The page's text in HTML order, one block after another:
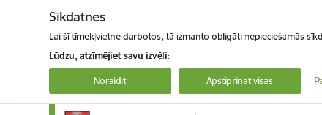
Sīkdatnes
Lai šī tīmekļvietne darbotos, tā izmanto obligāti nepieciešamās
Lūdzu, atzīmējiet savu izvēli:
Noraidīt Apstiprināt visas